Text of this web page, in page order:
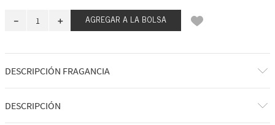
＋
－ AGREGAR A LA BOLSA
DESCRIPCIÓN FRAGANCIA
A qué huele: a ese momento en el que todas las miradas están puestas
en ti.
DESCRIPCIÓN